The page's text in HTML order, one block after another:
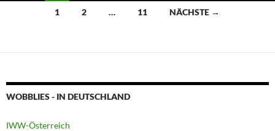
Beitragsnavigation
1 2 … 11 NÄCHSTE →
WOBBLIES - IN DEUTSCHLAND
IWW-Österreich